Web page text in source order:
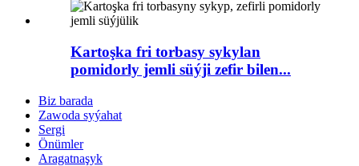
Kartoşka fri torbasy sykylan
pomidorly jemli süýji zefir bilen...
Biz barada
Zawoda syýahat
Sergi
Önümler
Aragatnaşyk